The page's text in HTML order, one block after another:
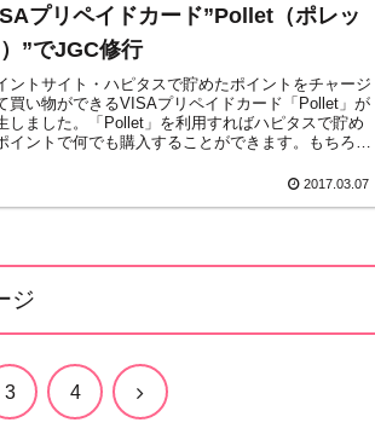
プリペイドカード”Pollet（ポレッ
）”でJGC修行
ントサイト・ハピタスで貯めたポイントをチャージ
買い物ができるVISAプリペイドカード「Pollet」が
しました。「Pollet」を利用すればハピタスで貯め
イントで何でも購入することができます。もちろん
2017.03.07
ジ
3 4 次